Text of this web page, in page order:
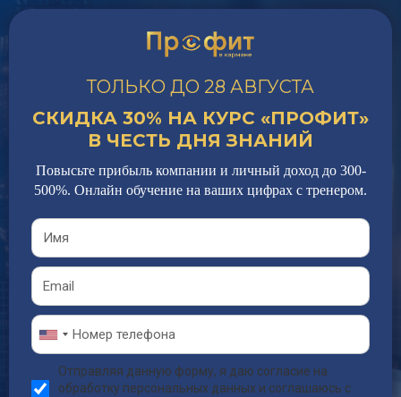
ТОЛЬКО ДО 28 АВГУСТА
СКИДКА 30% НА КУРС «ПРОФИТ»
В ЧЕСТЬ ДНЯ ЗНАНИЙ
Повысьте прибыль компании и личный доход до 300-
500%. Онлайн обучение на ваших цифрах с тренером.
Отправляя данную форму, я даю согласие на
обработку персональных данных и соглашаюсь с